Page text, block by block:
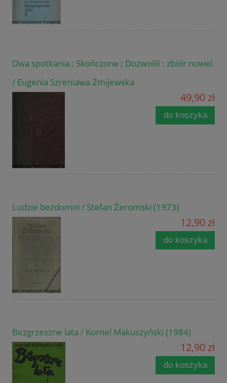
Dwa spotkania ; Skończone ; Dozwolili : zbiór nowel
/ Eugenia Szreniawa Żmijewska
49,90 zł
do koszyka
Ludzie bezdomni / Stefan Żeromski (1973)
12,90 zł
do koszyka
Bezgrzeszne lata / Kornel Makuszyński (1984)
12,90 zł
do koszyka